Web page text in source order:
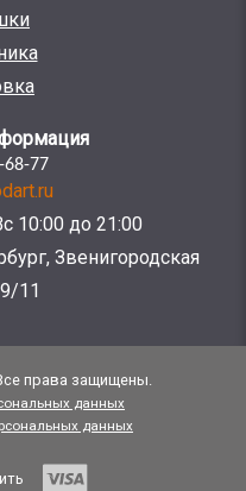
68-77
10:00 до 21:00
Звенигородская
11
права защищены.
данных
данных